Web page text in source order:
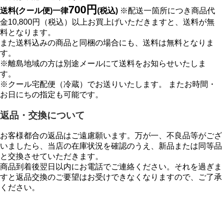
送料(クール便)一律700円 (税込) ※配送一箇所につき商品代
金10,800円（税込）以上お買上げいただきますと、送料が無
料となります。
また送料込みの商品と同梱の場合にも、送料は無料となりま
す。
※離島地域の方は別途メールにて送料をお知らせいたしま
す。
※クール宅配便（冷蔵）でお送りいたします。 またお時間・
お日にちの指定も可能です。
返品・交換について
お客様都合の返品はご遠慮願います。万が一、不良品等がござ
いましたら、当店の在庫状況を確認のうえ、新品または同等品
と交換させていただきます。
商品到着後翌日以内にお電話でご連絡ください。それを過ぎま
すと返品交換のご要望はお受けできなくなりますので、ご了承
ください。